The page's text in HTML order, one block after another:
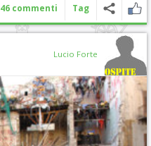
46 commenti Tag
Lucio Forte